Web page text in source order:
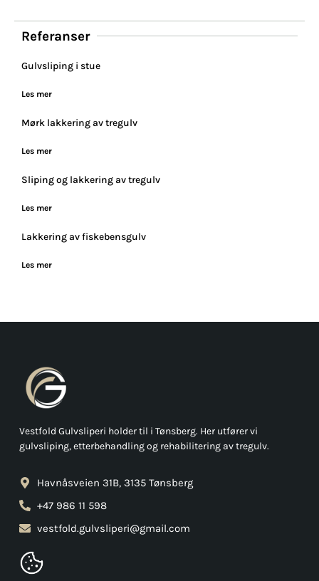
Referanser
Gulvsliping i stue
Les mer
Mørk lakkering av tregulv
Les mer
Sliping og lakkering av tregulv
Les mer
Lakkering av fiskebensgulv
Les mer
Vestfold Gulvsliperi holder til i Tønsberg. Her utfører vi
gulvsliping, etterbehandling og rehabilitering av tregulv.
Havnåsveien 31B, 3135 Tønsberg
+47 986 11 598
vestfold.gulvsliperi@gmail.com